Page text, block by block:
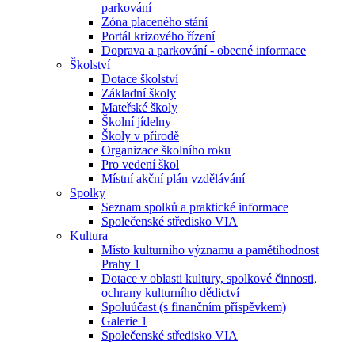
parkování
Zóna placeného stání
Portál krizového řízení
Doprava a parkování - obecné informace
Školství
Dotace školství
Základní školy
Mateřské školy
Školní jídelny
Školy v přírodě
Organizace školního roku
Pro vedení škol
Místní akční plán vzdělávání
Spolky
Seznam spolků a praktické informace
Společenské středisko VIA
Kultura
Místo kulturního významu a pamětihodnost
Prahy 1
Dotace v oblasti kultury, spolkové činnosti,
ochrany kulturního dědictví
Spoluúčast (s finančním příspěvkem)
Galerie 1
Společenské středisko VIA